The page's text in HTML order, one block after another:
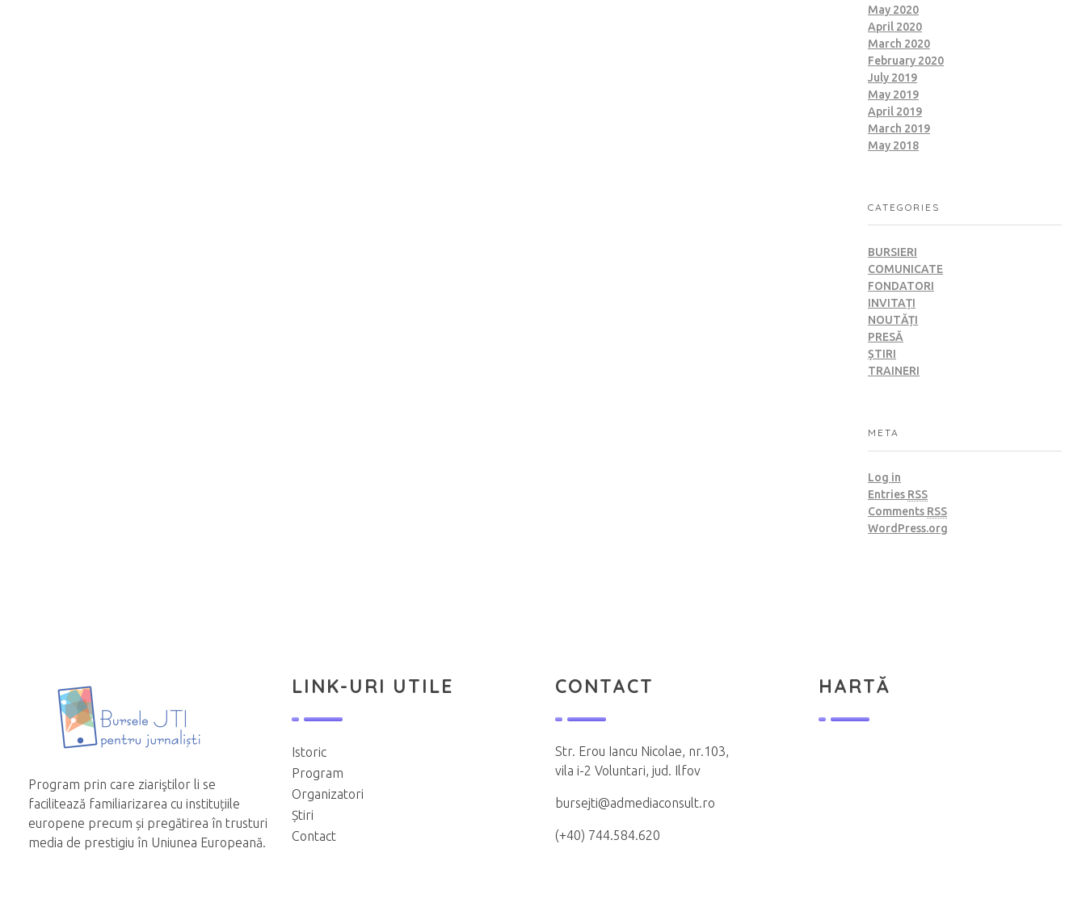
May 2020
April 2020
March 2020
February 2020
July 2019
May 2019
April 2019
March 2019
May 2018
CATEGORIES
BURSIERI
COMUNICATE
FONDATORI
INVITAȚI
NOUTĂȚI
PRESĂ
ȘTIRI
TRAINERI
META
Log in
Entries RSS
Comments RSS
WordPress.org
Program prin care ziariştilor li se
facilitează familiarizarea cu instituțiile
europene precum și pregătirea în trusturi
media de prestigiu în Uniunea Europeană.
LINK-URI UTILE
Istoric
Program
Organizatori
Știri
Contact
CONTACT
Str. Erou Iancu Nicolae, nr.103,
vila i-2 Voluntari, jud. Ilfov
bursejti@admediaconsult.ro
(+40) 744.584.620
HARTĂ